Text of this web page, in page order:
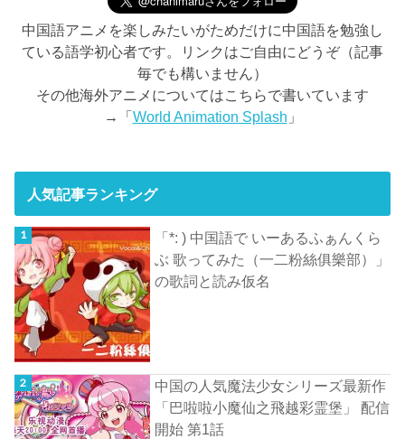
中国語アニメを楽しみたいがためだけに中国語を勉強し
ている語学初心者です。リンクはご自由にどうぞ（記事
毎でも構いません）
その他海外アニメについてはこちらで書いています
→「World Animation Splash 」
人気記事ランキング
「*: ) 中国語で いーあるふぁんくら
ぶ 歌ってみた（一二粉絲俱樂部）」
の歌詞と読み仮名
中国の人気魔法少女シリーズ最新作
「巴啦啦小魔仙之飛越彩霊堡」 配信
開始 第1話